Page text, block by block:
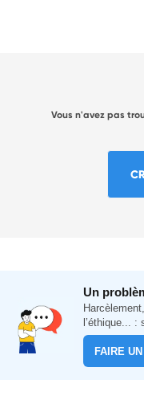
Vous n'avez pas
Un
l’éthique... :
FAIRE